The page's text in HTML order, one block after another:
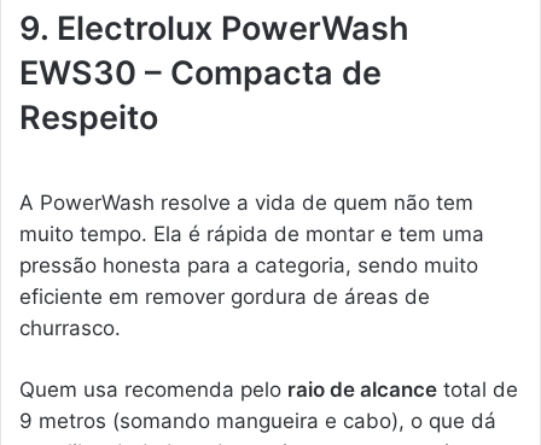
9. Electrolux PowerWash
EWS30 – Compacta de
Respeito
A PowerWash resolve a vida de quem não tem
muito tempo. Ela é rápida de montar e tem uma
pressão honesta para a categoria, sendo muito
eficiente em remover gordura de áreas de
churrasco.
Quem usa recomenda pelo raio de alcance total de
9 metros (somando mangueira e cabo), o que dá